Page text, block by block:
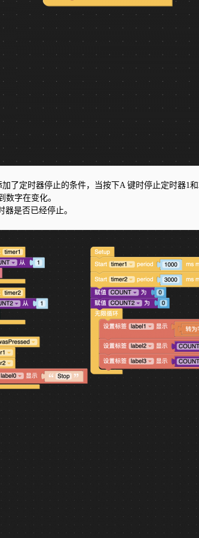
定时器停止的条件，当按下A 键时停止定时器1和
数字在变化。
器是否已经停止。